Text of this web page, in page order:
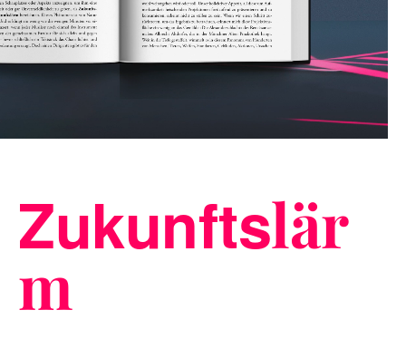
Karriere
Erlebnispark
Blog
Zukunftslär
m